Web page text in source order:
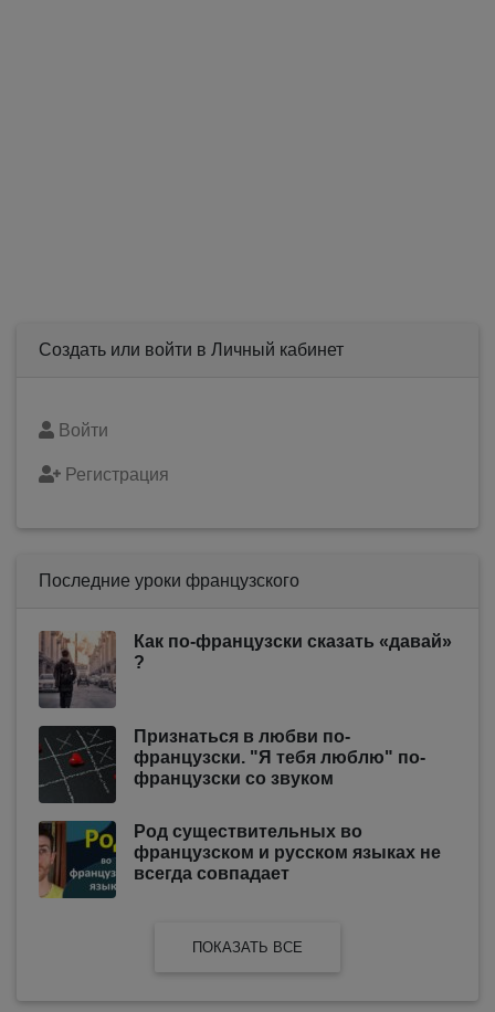
Создать или войти в Личный кабинет
Войти
Регистрация
Последние уроки французского
Как по-французски сказать «давай»
?
Признаться в любви по-
французски. "Я тебя люблю" по-
французски со звуком
Род существительных во
французском и русском языках не
всегда совпадает
ПОКАЗАТЬ ВСЕ